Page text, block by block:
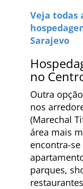
Veja todas
Sarajevo
no
Outra
nos
(Marechal
área mais
encontra-
parques,